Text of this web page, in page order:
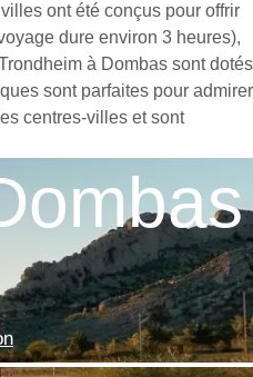
ont été conçus pour offrir
dure environ 3 heures),
à Dombas sont dotés
sont parfaites pour admirer
centres-villes et sont